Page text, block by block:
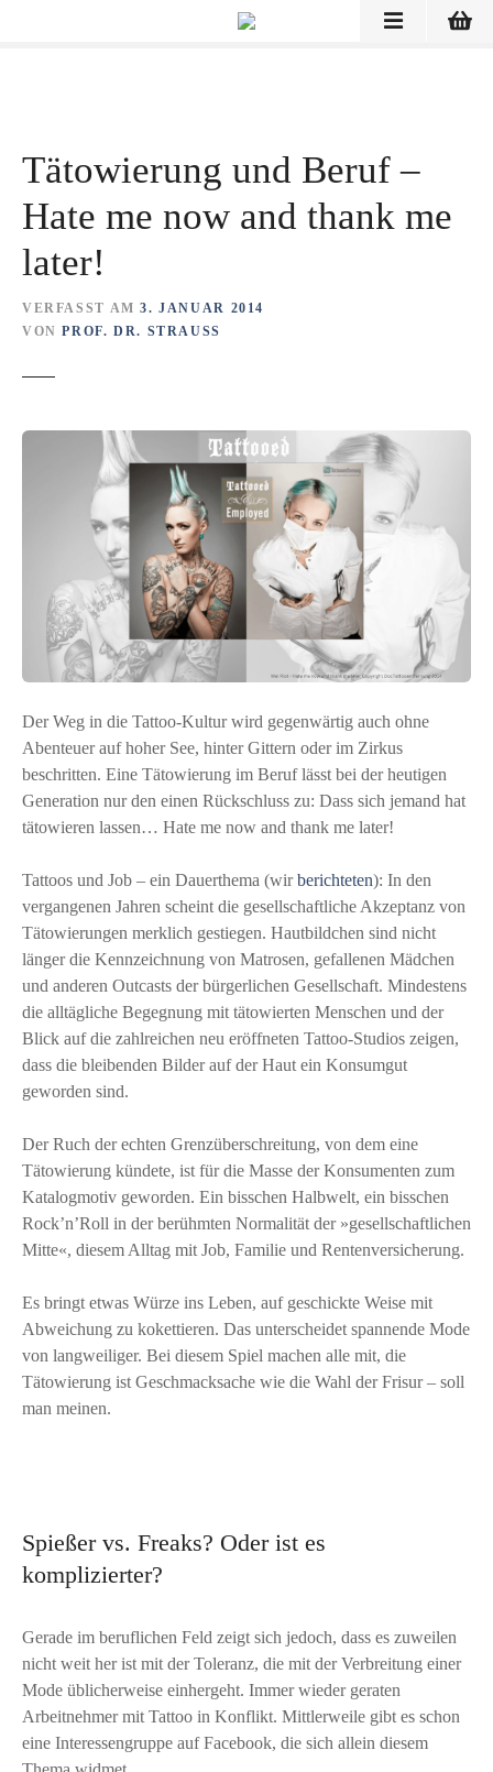
Tätowierung und Beruf –
Hate me now and thank me
later!
VERFASST AM 3. JANUAR 2014
VON PROF. DR. STRAUSS
Der Weg in die Tattoo-Kultur wird gegenwärtig auch ohne
Abenteuer auf hoher See, hinter Gittern oder im Zirkus
beschritten. Eine Tätowierung im Beruf lässt bei der heutigen
Generation nur den einen Rückschluss zu: Dass sich jemand hat
tätowieren lassen… Hate me now and thank me later!
Tattoos und Job – ein Dauerthema (wirberichteten): In den
vergangenen Jahren scheint die gesellschaftliche Akzeptanz von
Tätowierungen merklich gestiegen. Hautbildchen sind nicht
länger die Kennzeichnung von Matrosen, gefallenen Mädchen
und anderen Outcasts der bürgerlichen Gesellschaft. Mindestens
die alltägliche Begegnung mit tätowierten Menschen und der
Blick auf die zahlreichen neu eröffneten Tattoo-Studios zeigen,
dass die bleibenden Bilder auf der Haut ein Konsumgut
geworden sind.
Der Ruch der echten Grenzüberschreitung, von dem eine
Tätowierung kündete, ist für die Masse der Konsumenten zum
Katalogmotiv geworden. Ein bisschen Halbwelt, ein bisschen
Rock’n’Roll in der berühmten Normalität der »gesellschaftlichen
Mitte«, diesem Alltag mit Job, Familie und Rentenversicherung.
Es bringt etwas Würze ins Leben, auf geschickte Weise mit
Abweichung zu kokettieren. Das unterscheidet spannende Mode
von langweiliger. Bei diesem Spiel machen alle mit, die
Tätowierung ist Geschmacksache wie die Wahl der Frisur – soll
man meinen.
Spießer vs. Freaks? Oder ist es
komplizierter?
Gerade im beruflichen Feld zeigt sich jedoch, dass es zuweilen
nicht weit her ist mit der Toleranz, die mit der Verbreitung einer
Mode üblicherweise einhergeht. Immer wieder geraten
Arbeitnehmer mit Tattoo in Konflikt. Mittlerweile gibt es schon
eine Interessengruppe auf Facebook, die sich allein diesem